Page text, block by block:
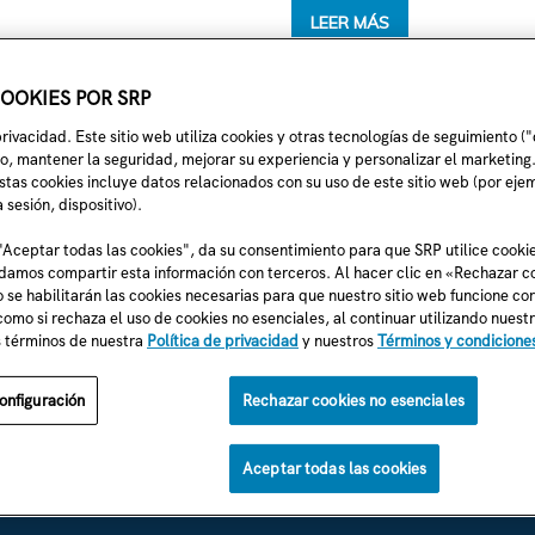
SRP’S
LARGEST
LEER MÁS
1 2
SOPORTE
Contáctanos
Eléctrico comercial:(602) 236-8833
Irrigación de SRP:(602) 236-3333
(602) 236-1111
POR SRP
Este sitio web utiliza cookies y otras tecnologías de seguimiento
mantener la seguridad, mejorar su experiencia y personalizar el
cookies incluye datos relacionados con su uso de este sitio web (por
dispositivo).
todas las cookies", da su consentimiento para que SRP utilice
compartir esta información con terceros. Al hacer clic en «Rechazar
se habilitarán las cookies necesarias para que nuestro sitio web funcione
si rechaza el uso de cookies no esenciales, al continuar utilizando
de nuestra Política de privacidad y nuestrosTérminos y
Rechazar cookies no esenciales
Aceptar todas las cookies